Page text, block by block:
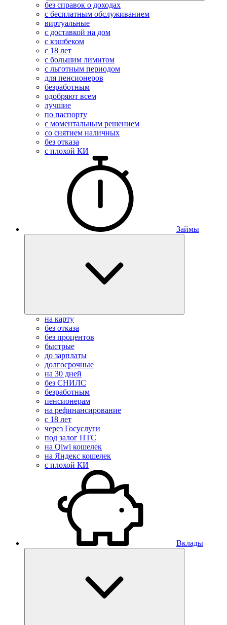
без справок о доходах
с бесплатным обслуживанием
виртуальные
с доставкой на дом
с кэшбеком
с 18 лет
с большим лимитом
с льготным периодом
для пенсионеров
безработным
одобряют всем
лучшие
по паспорту
с моментальным решением
со снятием наличных
без отказа
с плохой КИ
Займы
на карту
без отказа
без процентов
быстрые
до зарплаты
долгосрочные
на 30 дней
без СНИЛС
безработным
пенсионерам
на рефинансирование
с 18 лет
через Госуслуги
под залог ПТС
на Qiwi кошелек
на Яндекс кошелек
с плохой КИ
Вклады